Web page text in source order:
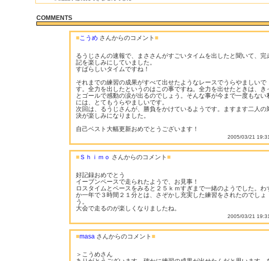
COMMENTS
■こうめ さんからのコメント ■
るうじさんの速報で、まささんがすごいタイムを出したと聞いて、完
記を楽しみにしていました。
すばらしいタイムですね！
それまでの練習の成果がすべて出せたようなレースでうらやましいで
す。全力を出したというのはこの事ですね。全力を出せたときは、き
とゴールで感動の涙が出るのでしょう。そんな事が今まで一度もない
には、とてもうらやましいです。
次回は、るうじさんが、勝負をかけているようです。ますます二人の
決が楽しみになりました。
自己ベスト大幅更新おめでとうございます！
2005/03/21
■ Ｓｈｉｍｏ さんからのコメント ■
好記録おめでとう
イーブンペースで走られたようで、お見事！
ロスタイムとペースをみると２５ｋｍすぎまで一緒のようでした。わ
か一年で３時間２１分とは、さぞかし充実した練習をされたのでしょ
う。
大会で走るのが楽しくなりましたね。
2005/03/21
■masa さんからのコメント ■
＞こうめさん